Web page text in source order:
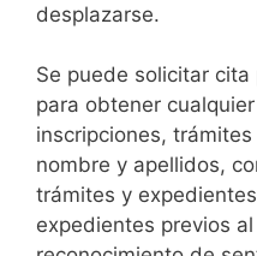
desplazarse.​
Se puede solicitar cita
para obtener
inscripciones,
nombre y apellidos,
trámites y
expedientes previos